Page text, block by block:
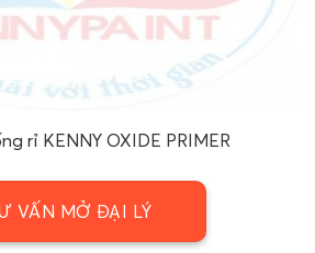
rỉ KENNY OXIDE PRIMER
VẤN MỞ ĐẠI LÝ